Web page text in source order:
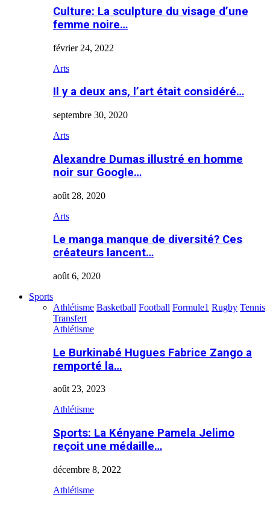
Culture: La sculpture du visage d’une
femme noire…
février 24, 2022
Arts
Il y a deux ans, l’art était considéré…
septembre 30, 2020
Arts
Alexandre Dumas illustré en homme
noir sur Google…
août 28, 2020
Arts
Le manga manque de diversité? Ces
créateurs lancent…
août 6, 2020
Sports
Athlétisme Basketball Football Formule1 Rugby Tennis
Transfert
Athlétisme
Le Burkinabé Hugues Fabrice Zango a
remporté la…
août 23, 2023
Athlétisme
Sports: La Kényane Pamela Jelimo
reçoit une médaille…
décembre 8, 2022
Athlétisme